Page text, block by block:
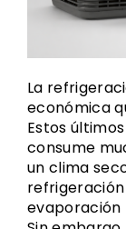
La
económica
Estos
consume
un clima
evaporación